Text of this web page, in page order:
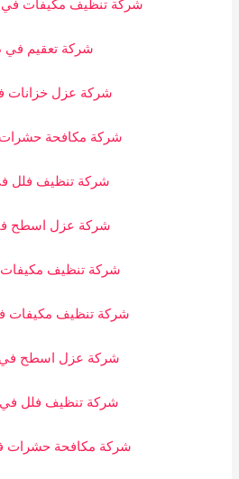
شركة تعقيم في
شركة عزل خزانات
شركة مكافحة
شركة تنظيف فلل
شركة عزل اسطح
شركة تنظيف
شركة تنظيف مكيفات
شركة عزل اسطح
شركة تنظيف فلل
شركة مكافحة حشرات